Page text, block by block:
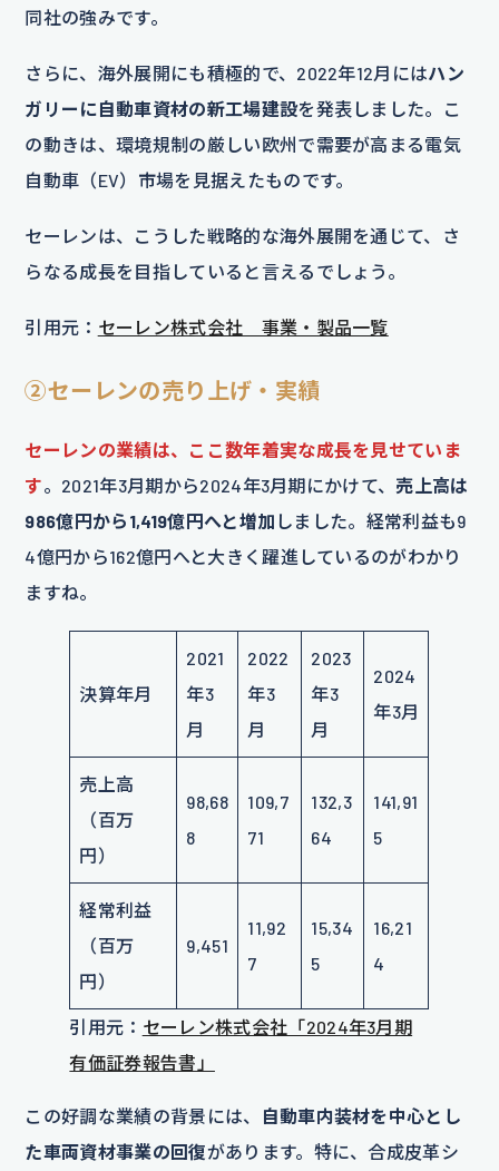
同社の強みです。
さらに、海外展開にも積極的で、2022年12月にはハン
ガリーに自動車資材の新工場建設を発表しました。こ
の動きは、環境規制の厳しい欧州で需要が高まる電気
自動車（EV）市場を見据えたものです。
セーレンは、こうした戦略的な海外展開を通じて、さ
らなる成長を目指していると言えるでしょう。
引用元： セーレン株式会社 事業・製品一覧
②セーレンの売り上げ・実績
セーレンの業績は、ここ数年着実な成長を見せていま
す。2021年3月期から2024年3月期にかけて、 売上高は
986億円から1,419億円へと増加 しました。経常利益も9
4億円から162億円へと大きく躍進しているのがわかり
ますね。
決算年月
2021
年3
月
2022
年3
月
2023
年3
月
2024
年3月
売上高
（百万
円）
98,68
8
109,7
71
132,3
64
141,91
5
経常利益
（百万
円）
9,451
11,92
7
15,34
5
16,21
4
引用元： セーレン株式会社「2024年3月期
有価証券報告書」
この好調な業績の背景には、
自動車内装材を中心とし
た車両資材事業の回復があります。特に、合成皮革シ